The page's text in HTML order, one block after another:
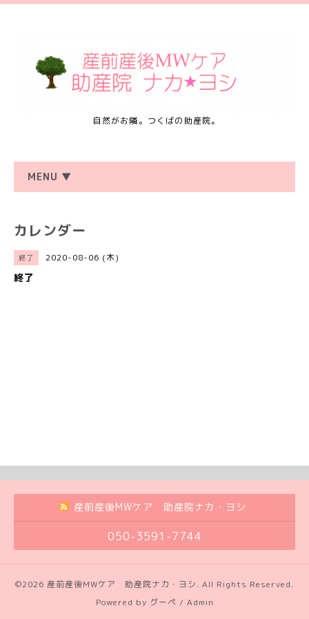
自然がお隣。つくばの助産院。
MENU ▼
カレンダー
終了 2020-08-06 (木)
終了
産前産後MWケア 助産院ナカ・ヨシ
050-3591-7744
©2026 産前産後MWケア 助産院ナカ・ヨシ. All Rights Reserved.
Powered by グーペ / Admin